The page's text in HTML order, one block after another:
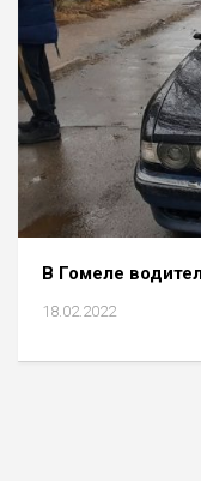
В Гомеле
18.02.2022